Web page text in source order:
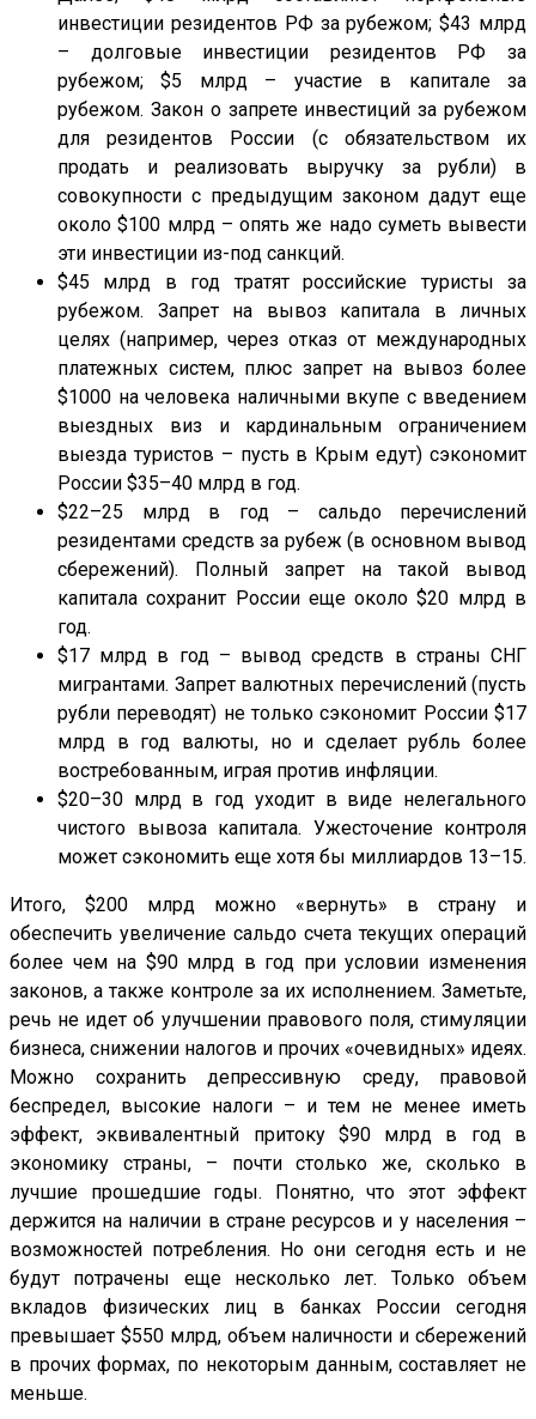
инвестиции резидентов РФ за рубежом; $43 млрд
– долговые инвестиции резидентов РФ за
рубежом; $5 млрд – участие в капитале за
рубежом. Закон о запрете инвестиций за рубежом
для резидентов России (с обязательством их
продать и реализовать выручку за рубли) в
совокупности с предыдущим законом дадут еще
около $100 млрд – опять же надо суметь вывести
эти инвестиции из-под санкций.
$45 млрд в год тратят российские туристы за
рубежом. Запрет на вывоз капитала в личных
целях (например, через отказ от международных
платежных систем, плюс запрет на вывоз более
$1000 на человека наличными вкупе с введением
выездных виз и кардинальным ограничением
выезда туристов – пусть в Крым едут) сэкономит
России $35–40 млрд в год.
$22–25 млрд в год – сальдо перечислений
резидентами средств за рубеж (в основном вывод
сбережений). Полный запрет на такой вывод
капитала сохранит России еще около $20 млрд в
год.
$17 млрд в год – вывод средств в страны СНГ
мигрантами. Запрет валютных перечислений (пусть
рубли переводят) не только сэкономит России $17
млрд в год валюты, но и сделает рубль более
востребованным, играя против инфляции.
$20–30 млрд в год уходит в виде нелегального
чистого вывоза капитала. Ужесточение контроля
может сэкономить еще хотя бы миллиардов 13–15.
Итого, $200 млрд можно «вернуть» в страну и
обеспечить увеличение сальдо счета текущих операций
более чем на $90 млрд в год при условии изменения
законов, а также контроле за их исполнением. Заметьте,
речь не идет об улучшении правового поля, стимуляции
бизнеса, снижении налогов и прочих «очевидных» идеях.
Можно сохранить депрессивную среду, правовой
беспредел, высокие налоги – и тем не менее иметь
эффект, эквивалентный притоку $90 млрд в год в
экономику страны, – почти столько же, сколько в
лучшие прошедшие годы. Понятно, что этот эффект
держится на наличии в стране ресурсов и у населения –
возможностей потребления. Но они сегодня есть и не
будут потрачены еще несколько лет. Только объем
вкладов физических лиц в банках России сегодня
превышает $550 млрд, объем наличности и сбережений
в прочих формах, по некоторым данным, составляет не
меньше.